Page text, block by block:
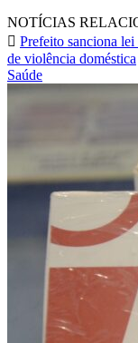
NOTÍCIAS
Prefeito sanciona
de violência doméstica
Saúde